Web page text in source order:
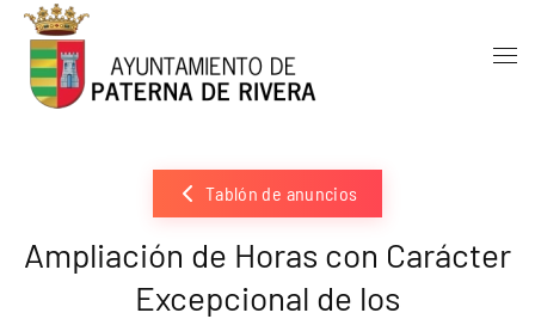
Skip to main content
Tablón de anuncios
Ampliación de Horas con Carácter
Excepcional de los